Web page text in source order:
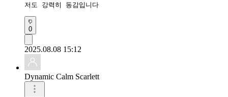
저도 강력히 동감입니다
0
2025.08.08 15:12
Dynamic Calm Scarlett